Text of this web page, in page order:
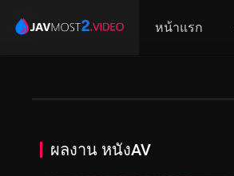
หน้าแรก
ผลงาน หนังAV